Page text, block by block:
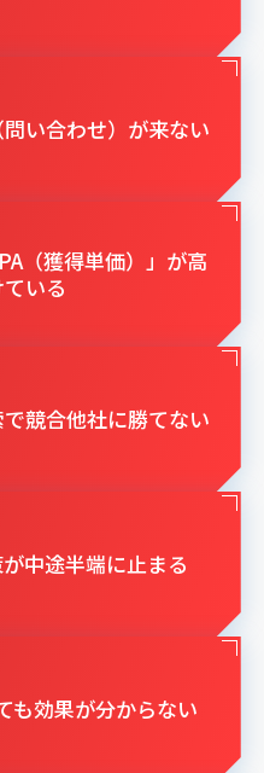
い合わせ）が来ない
（獲得単価）」が高
いる
で競合他社に勝てない
中途半端に止まる
も効果が分からない